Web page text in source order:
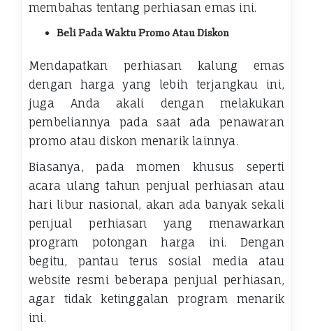
membahas tentang perhiasan emas ini.
Beli Pada Waktu Promo Atau Diskon
Mendapatkan perhiasan kalung emas
dengan harga yang lebih terjangkau ini,
juga Anda akali dengan melakukan
pembeliannya pada saat ada penawaran
promo atau diskon menarik lainnya.
Biasanya, pada momen khusus seperti
acara ulang tahun penjual perhiasan atau
hari libur nasional, akan ada banyak sekali
penjual perhiasan yang menawarkan
program potongan harga ini. Dengan
begitu, pantau terus sosial media atau
website resmi beberapa penjual perhiasan,
agar tidak ketinggalan program menarik
ini.